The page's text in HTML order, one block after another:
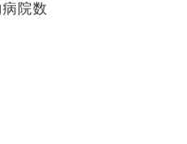
院数